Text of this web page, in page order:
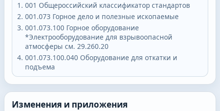
001 Общероссийский классификатор стандартов
001.073 Горное дело и полезные ископаемые
001.073.100 Горное оборудование
*Электрооборудование для взрывоопасной
атмосферы см. 29.260.20
001.073.100.040 Оборудование для откатки и
подъема
Изменения и приложения